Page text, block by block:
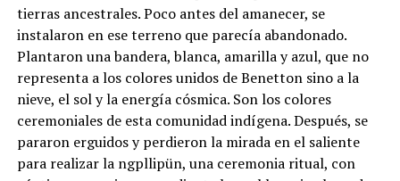
tierras ancestrales. Poco antes del amanecer, se
instalaron en ese terreno que parecía abandonado.
Plantaron una bandera, blanca, amarilla y azul, que no
representa a los colores unidos de Benetton sino a la
nieve, el sol y la energía cósmica. Son los colores
ceremoniales de esta comunidad indígena. Después, se
pararon erguidos y perdieron la mirada en el saliente
para realizar la ngpllipün, una ceremonia ritual, con